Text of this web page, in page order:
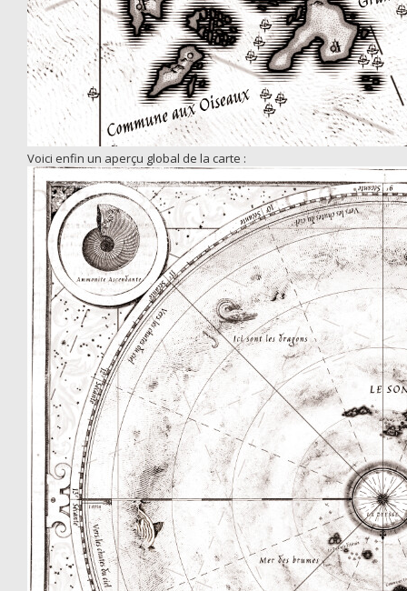
Voici enfin un aperçu global de la carte :